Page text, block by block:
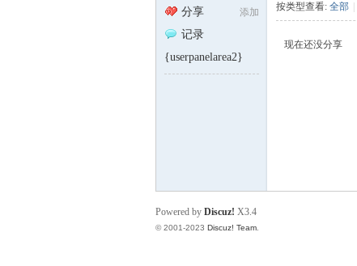
添加
分享
记录
{userpanelarea2}
按类型查看: 全部
现在还没分享
Powered by Discuz! X3.4
© 2001-2023 Discuz! Team